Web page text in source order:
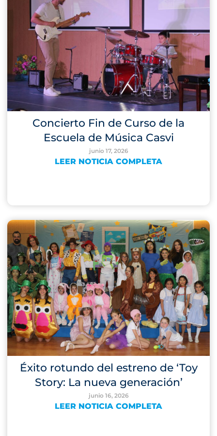
Concierto Fin de Curso de la
Escuela de Música Casvi
junio 17, 2026
LEER NOTICIA COMPLETA
Éxito rotundo del estreno de ‘Toy
Story: La nueva generación’
junio 16, 2026
LEER NOTICIA COMPLETA